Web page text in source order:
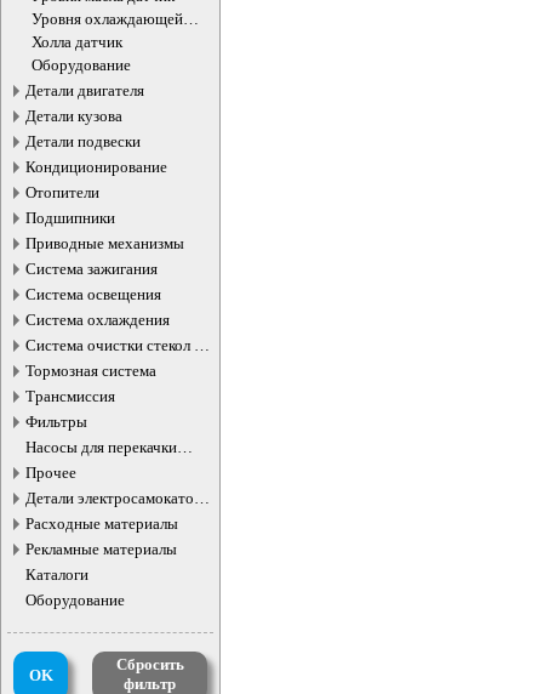
Уровня охлаждающей
жидкости датчик
Холла датчик
Оборудование
Детали двигателя
Детали кузова
Детали подвески
Кондиционирование
Отопители
Подшипники
Приводные механизмы
Система зажигания
Система освещения
Система охлаждения
Система очистки стекол и
фар
Тормозная система
Трансмиссия
Фильтры
Насосы для перекачки
жидкостей
Прочее
Детали электросамокатов и
электротранспорта
Расходные материалы
Рекламные материалы
Каталоги
Оборудование
OK
Сбросить
фильтр